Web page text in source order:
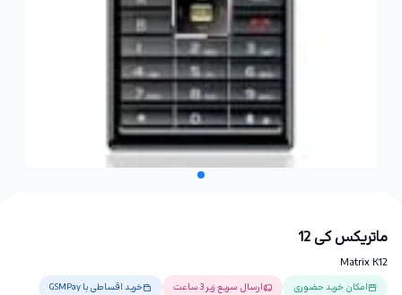
ماتریکس کی 12
Matrix K12
امکان خرید حضوری ارسال سریع زیر 3 ساعت خرید اقساطی با GSMPay